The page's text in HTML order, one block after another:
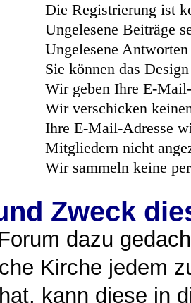
Die Registrierung ist
Ungelesene Beiträge
Ungelesene
Sie können das
Wir geben Ihre E-
Wir verschicken
Ihre E-Mail-Adresse
Mitgliedern nicht
Wir sammeln keine
Zweck
dazu
Kirche jedem
kann diese in